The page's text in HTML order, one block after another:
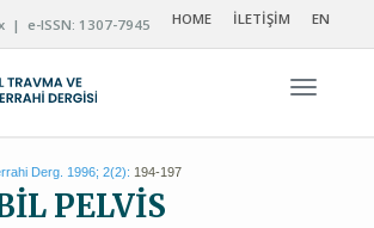
| e-ISSN: 1307-7945 HOME İLETİŞİM EN
Derg. 1996; 2(2): 194-197
PELVİS